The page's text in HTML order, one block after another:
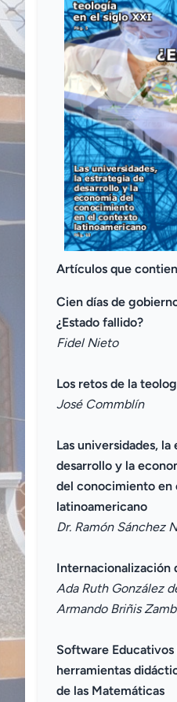
Artículos que
Cien días de
¿Estado fallido?
Fidel Nieto
Los retos de la
José Commblín
Las universidades,
desarrollo y la
del conocimiento en
latinoamericano
Dr. Ramón Sánchez
Internacionalización
Ada Ruth González
Armando Briñis
Software
herramientas
de las Matemáticas